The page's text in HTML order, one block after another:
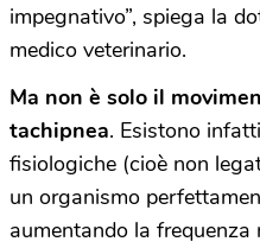
impegnativo”, spiega la
medico veterinario.
Ma non è solo il
tachipnea. Esistono
fisiologiche (cioè non
un organismo
aumentando la frequenza